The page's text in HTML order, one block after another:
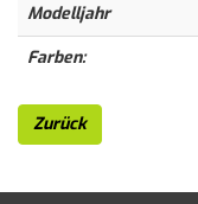
Modelljahr
Farben:
Zurück